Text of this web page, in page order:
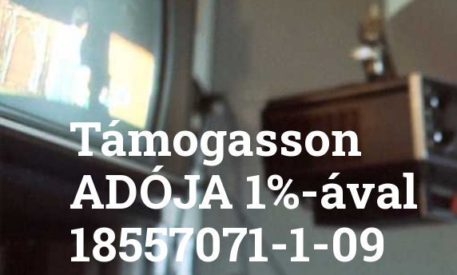
Támogasson
ADÓJA 1%-ával
18557071-1-09